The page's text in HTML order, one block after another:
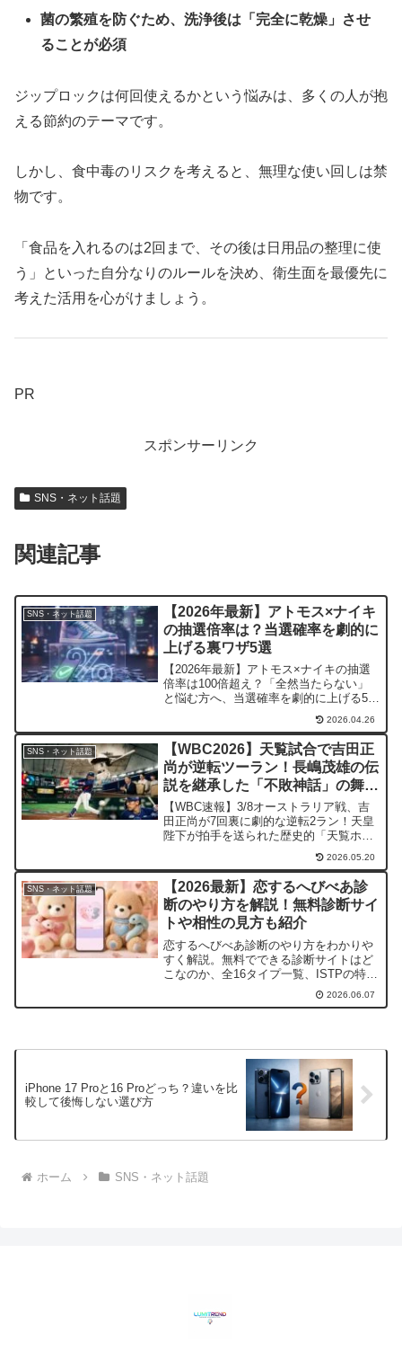
菌の繁殖を防ぐため、洗浄後は「完全に乾燥」させ
ることが必須
ジップロックは何回使えるかという悩みは、多くの人が抱
える節約のテーマです。
しかし、食中毒のリスクを考えると、無理な使い回しは禁
物です。
「食品を入れるのは2回まで、その後は日用品の整理に使
う」といった自分なりのルールを決め、衛生面を最優先に
考えた活用を心がけましょう。
PR
スポンサーリンク
SNS・ネット話題
関連記事
SNS・ネット話題
【2026年最新】アトモス×ナイキ
の抽選倍率は？当選確率を劇的に
上げる裏ワザ5選
【2026年最新】アトモス×ナイキの抽選
倍率は100倍超え？「全然当たらない」
と悩む方へ、当選確率を劇的に上げる5つ
の裏ワザを徹底解説。会員ランクの上げ
方やドレスコード攻略、落選を招くNG設
定まで、スニーカー抽選に勝つための秘
策を公開中！
2026.04.26
SNS・ネット話題
【WBC2026】天覧試合で吉田正
尚が逆転ツーラン！長嶋茂雄の伝
説を継承した「不敗神話」の舞台
裏
【WBC速報】3/8オーストラリア戦、吉
田正尚が7回裏に劇的な逆転2ラン！天皇
陛下が拍手を送られた歴史的「天覧ホー
ムラン」の全貌を詳報。長嶋茂雄から続
く伝説と、侍ジャパンが誇る不敗神話の
記録を徹底解説。大谷翔平との継承シー
ンに全日本が震えた！
2026.05.20
SNS・ネット話題
【2026最新】恋するへびべあ診
断のやり方を解説！無料診断サイ
トや相性の見方も紹介
恋するへびべあ診断のやり方をわかりや
すく解説。無料でできる診断サイトはど
こなのか、全16タイプ一覧、ISTPの特
徴、相性診断の見方、ラブタイプ診断64
との違いまで詳しく紹介します。
2026.06.07
iPhone 17 Proと16 Proどっち？違いを比
較して後悔しない選び方
ホーム SNS・ネット話題